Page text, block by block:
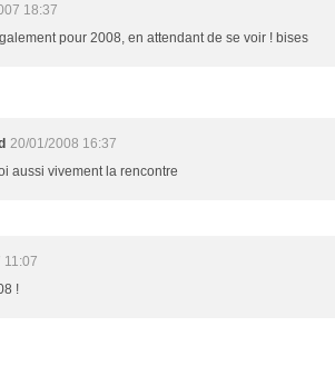
18:37
pour 2008, en attendant de se voir ! bises
20/01/2008 16:37
aussi vivement la rencontre
11:07
!